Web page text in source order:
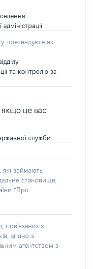
претендуєте як
та контролю за
якщо це вас
служби
займають
становище,
“Про
пов'язаних з
згідно з
агентством з